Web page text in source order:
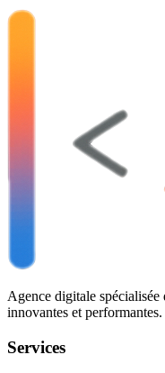
Agence digitale
innovantes et performantes.
Services